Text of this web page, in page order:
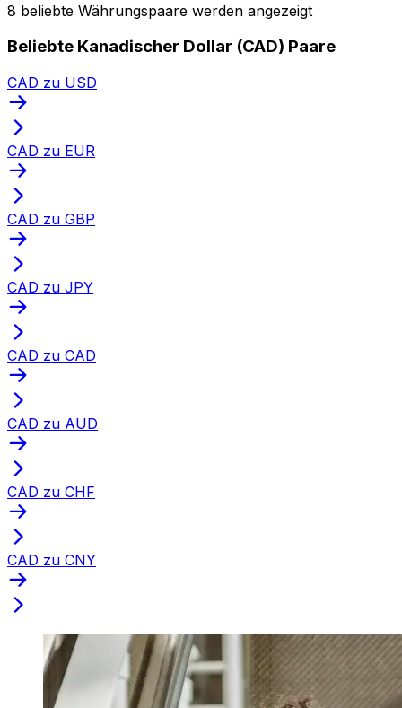
8 beliebte Währungspaare werden angezeigt
Beliebte Kanadischer Dollar (CAD) Paare
CAD zu USD
CAD zu EUR
CAD zu GBP
CAD zu JPY
CAD zu CAD
CAD zu AUD
CAD zu CHF
CAD zu CNY